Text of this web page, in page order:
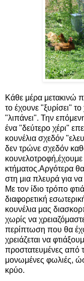
Κάθε μέρα μετακινώ
το έχουνε "ξυρίσει"
"λιπάνει". Την
ένα "δεύτερο χέρι"
κουνέλια σχεδόν
δεν τρώνε σχεδόν
κτήματος.Αργότερα
στη μια πλευρά για να
Με τον ίδιο τρόπο
διαφορετική
κουνέλια μας
χωρίς να
περίπτωση που θα
χρειάζεται να
προστατευμένες από
μονωμένες φωλιές,
κρύο.